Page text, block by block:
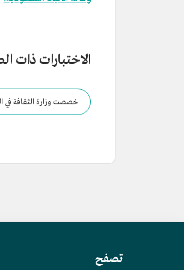
الاختبارات ذات
خصصت وزارة الثقافة في السعودية عام 2020م
تصفح